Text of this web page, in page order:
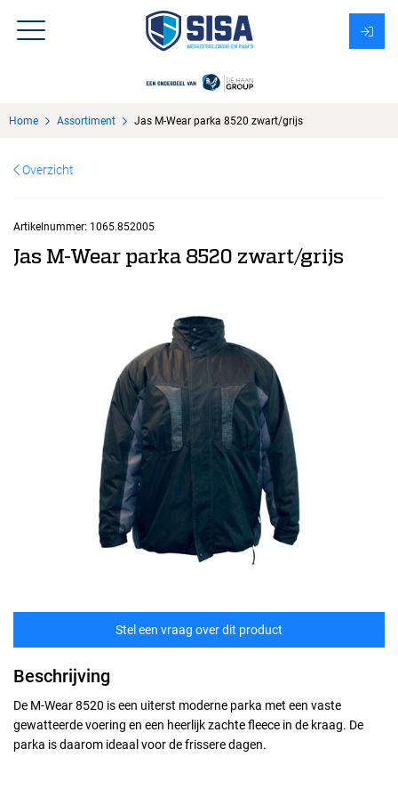
Over Sisa
KMS
Uitzendbureau?
Home Assortiment Jas M-Wear parka 8520 zwart/grijs
Overzicht
Artikelnummer: 1065.852005
Jas M-Wear parka 8520 zwart/grijs
Stel een vraag over dit product
Beschrijving
De M-Wear 8520 is een uiterst moderne parka met een vaste
gewatteerde voering en een heerlijk zachte fleece in de kraag. De
parka is daarom ideaal voor de frissere dagen.